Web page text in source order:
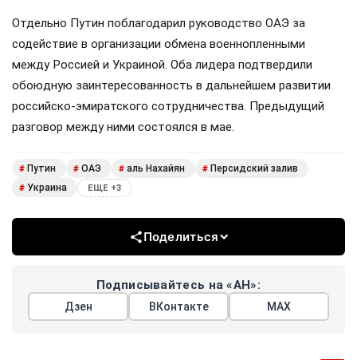
Отдельно Путин поблагодарил руководство ОАЭ за
содействие в организации обмена военнопленными
между Россией и Украиной. Оба лидера подтвердили
обоюдную заинтересованность в дальнейшем развитии
российско-эмиратского сотрудничества. Предыдущий
разговор между ними состоялся в мае.
# Путин # ОАЭ # аль Нахайян # Персидский залив
# Украина ЕЩЕ +3
Поделиться
Подписывайтесь на «АН»:
Дзен ВКонтакте МАХ